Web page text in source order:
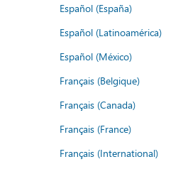
Español (España)
Español (Latinoamérica)
Español (México)
Français (Belgique)
Français (Canada)
Français (France)
Français (International)